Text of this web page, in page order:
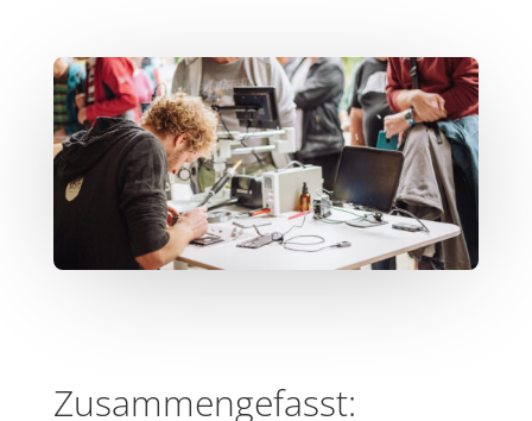
Zusammengefasst: